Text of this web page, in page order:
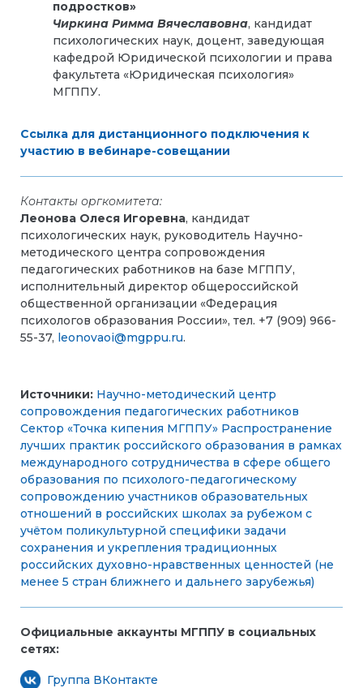
подростков»
Чиркина Римма Вячеславовна, кандидат
психологических наук, доцент, заведующая
кафедрой Юридической психологии и права
факультета «Юридическая психология»
МГППУ.
Ссылка для дистанционного подключения к
участию в вебинаре-совещании
Контакты оргкомитета:
Леонова Олеся Игоревна, кандидат
психологических наук, руководитель Научно-
методического центра сопровождения
педагогических работников на базе МГППУ,
исполнительный директор общероссийской
общественной организации «Федерация
психологов образования России», тел. +7 (909) 966-
55-37, leonovaoi@mgppu.ru.
Источники: Научно-методический центр
сопровождения педагогических работников
Сектор «Точка кипения МГППУ» Распространение
лучших практик российского образования в рамках
международного сотрудничества в сфере общего
образования по психолого-педагогическому
сопровождению участников образовательных
отношений в российских школах за рубежом с
учётом поликультурной специфики задачи
сохранения и укрепления традиционных
российских духовно-нравственных ценностей (не
менее 5 стран ближнего и дальнего зарубежья)
Официальные аккаунты МГППУ в социальных
сетях:
Группа ВКонтакте